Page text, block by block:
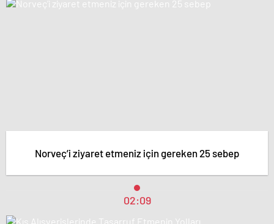
Norveç’i ziyaret etmeniz için gereken 25 sebep
02:09